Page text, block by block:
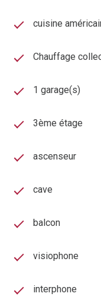
cuisine
Chauffage
1 garage(s)
3ème étage
ascenseur
cave
balcon
visiophone
interphone